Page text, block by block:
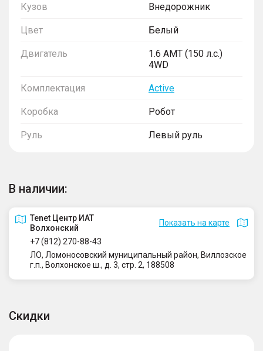
Кузов Внедорожник
Цвет Белый
Двигатель
1.6 AMT (150 л.с.)
4WD
Комплектация Active
Коробка Робот
Руль Левый руль
В наличии:
Tenet Центр ИАТ
Волхонский
Показать на карте
+7 (812) 270-88-43
ЛО, Ломоносовский муниципальный район, Виллозское
г.п., Волхонское ш., д. 3, стр. 2, 188508
Скидки